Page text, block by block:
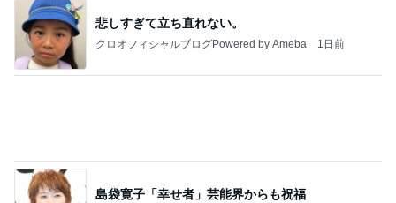
悲しすぎて立ち直れない。
クロオフィシャルブログPowered by Ameba 1日前
島袋寛子「幸せ者」芸能界からも祝福